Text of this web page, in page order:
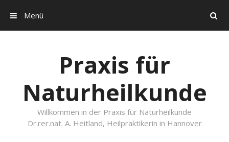
Search
Menü
Praxis für
Naturheilkunde
Willkommen in der Praxis für Naturheilkunde
Dr.rer.nat. A. Heitland, Heilpraktikerin in Hannover